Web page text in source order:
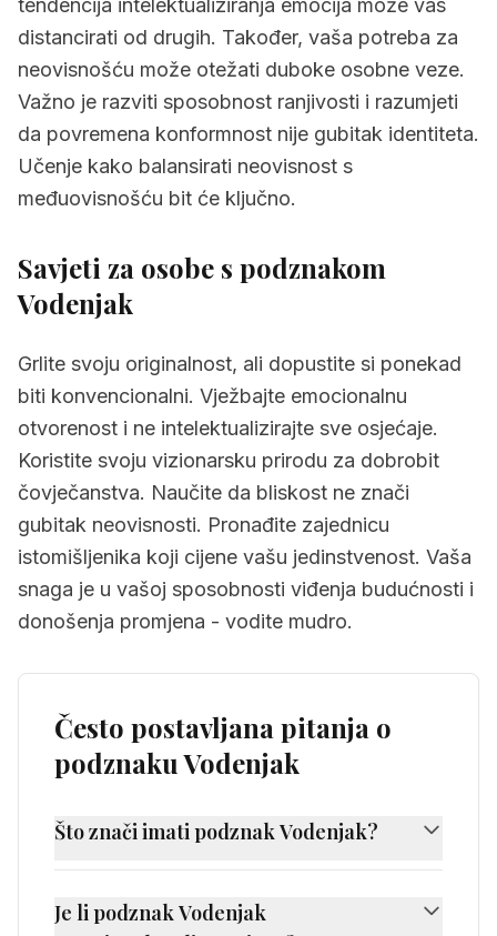
tendencija intelektualiziranja emocija može vas
distancirati od drugih. Također, vaša potreba za
neovisnošću može otežati duboke osobne veze.
Važno je razviti sposobnost ranjivosti i razumjeti
da povremena konformnost nije gubitak identiteta.
Učenje kako balansirati neovisnost s
međuovisnošću bit će ključno.
Savjeti za osobe s podznakom
Vodenjak
Grlite svoju originalnost, ali dopustite si ponekad
biti konvencionalni. Vježbajte emocionalnu
otvorenost i ne intelektualizirajte sve osjećaje.
Koristite svoju vizionarsku prirodu za dobrobit
čovječanstva. Naučite da bliskost ne znači
gubitak neovisnosti. Pronađite zajednicu
istomišljenika koji cijene vašu jedinstvenost. Vaša
snaga je u vašoj sposobnosti viđenja budućnosti i
donošenja promjena - vodite mudro.
Često postavljana pitanja o
podznaku Vodenjak
Što znači imati podznak Vodenjak?
Imati podznak Vodenjak znači da je znak
Vodenjak bio na istočnom horizontu u
Je li podznak Vodenjak